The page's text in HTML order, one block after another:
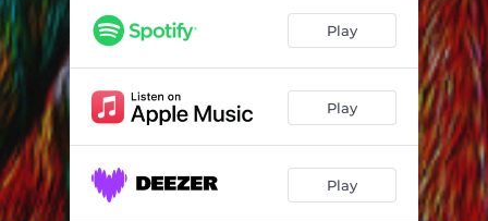
É Loucura 02:40
Canção de Nina 03:00
O Chão Na Palma da Mão 04:07
Saudade Que Não Quer Cessar 03:53
Play
Play
Play